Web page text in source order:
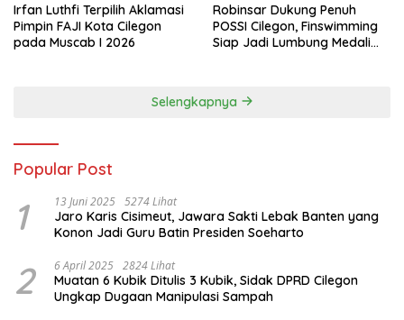
Irfan Luthfi Terpilih Aklamasi
Pimpin FAJI Kota Cilegon
pada Muscab I 2026
Robinsar Dukung Penuh
POSSI Cilegon, Finswimming
Siap Jadi Lumbung Medali
Selengkapnya
Popular Post
1 13 Juni 2025 5274 Lihat
Jaro Karis Cisimeut, Jawara Sakti Lebak Banten yang
Konon Jadi Guru Batin Presiden Soeharto
2 6 April 2025 2824 Lihat
Muatan 6 Kubik Ditulis 3 Kubik, Sidak DPRD Cilegon
Ungkap Dugaan Manipulasi Sampah